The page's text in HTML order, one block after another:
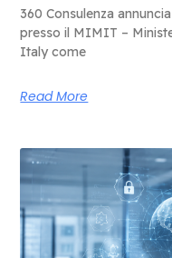
360 Consulenza
presso il MIMIT –
Italy come
Read More